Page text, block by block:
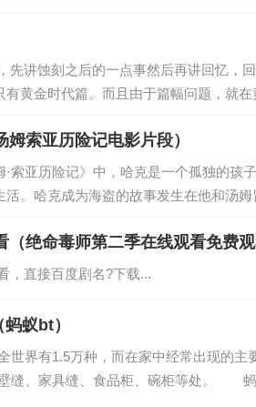
先讲蚀刻之后的一点事然后再讲回忆，
黄金时代篇。而且由于篇幅问题，就
索亚历险记电影片段）
索亚历险记》中，哈克是一个孤独的孩
活。哈克成为海盗的故事发生在他和汤
绝命毒师第二季在线观看免费观
，直接百度剧名?下载...
蚁bt）
世界有1.5万种，而在家中经常出现的
缝、家具缝、食品柜、碗柜等处。 蚂